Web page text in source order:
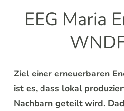
EEG Maria
Ziel einer erneuerbaren
ist es, dass lokal
Nachbarn geteilt wird.